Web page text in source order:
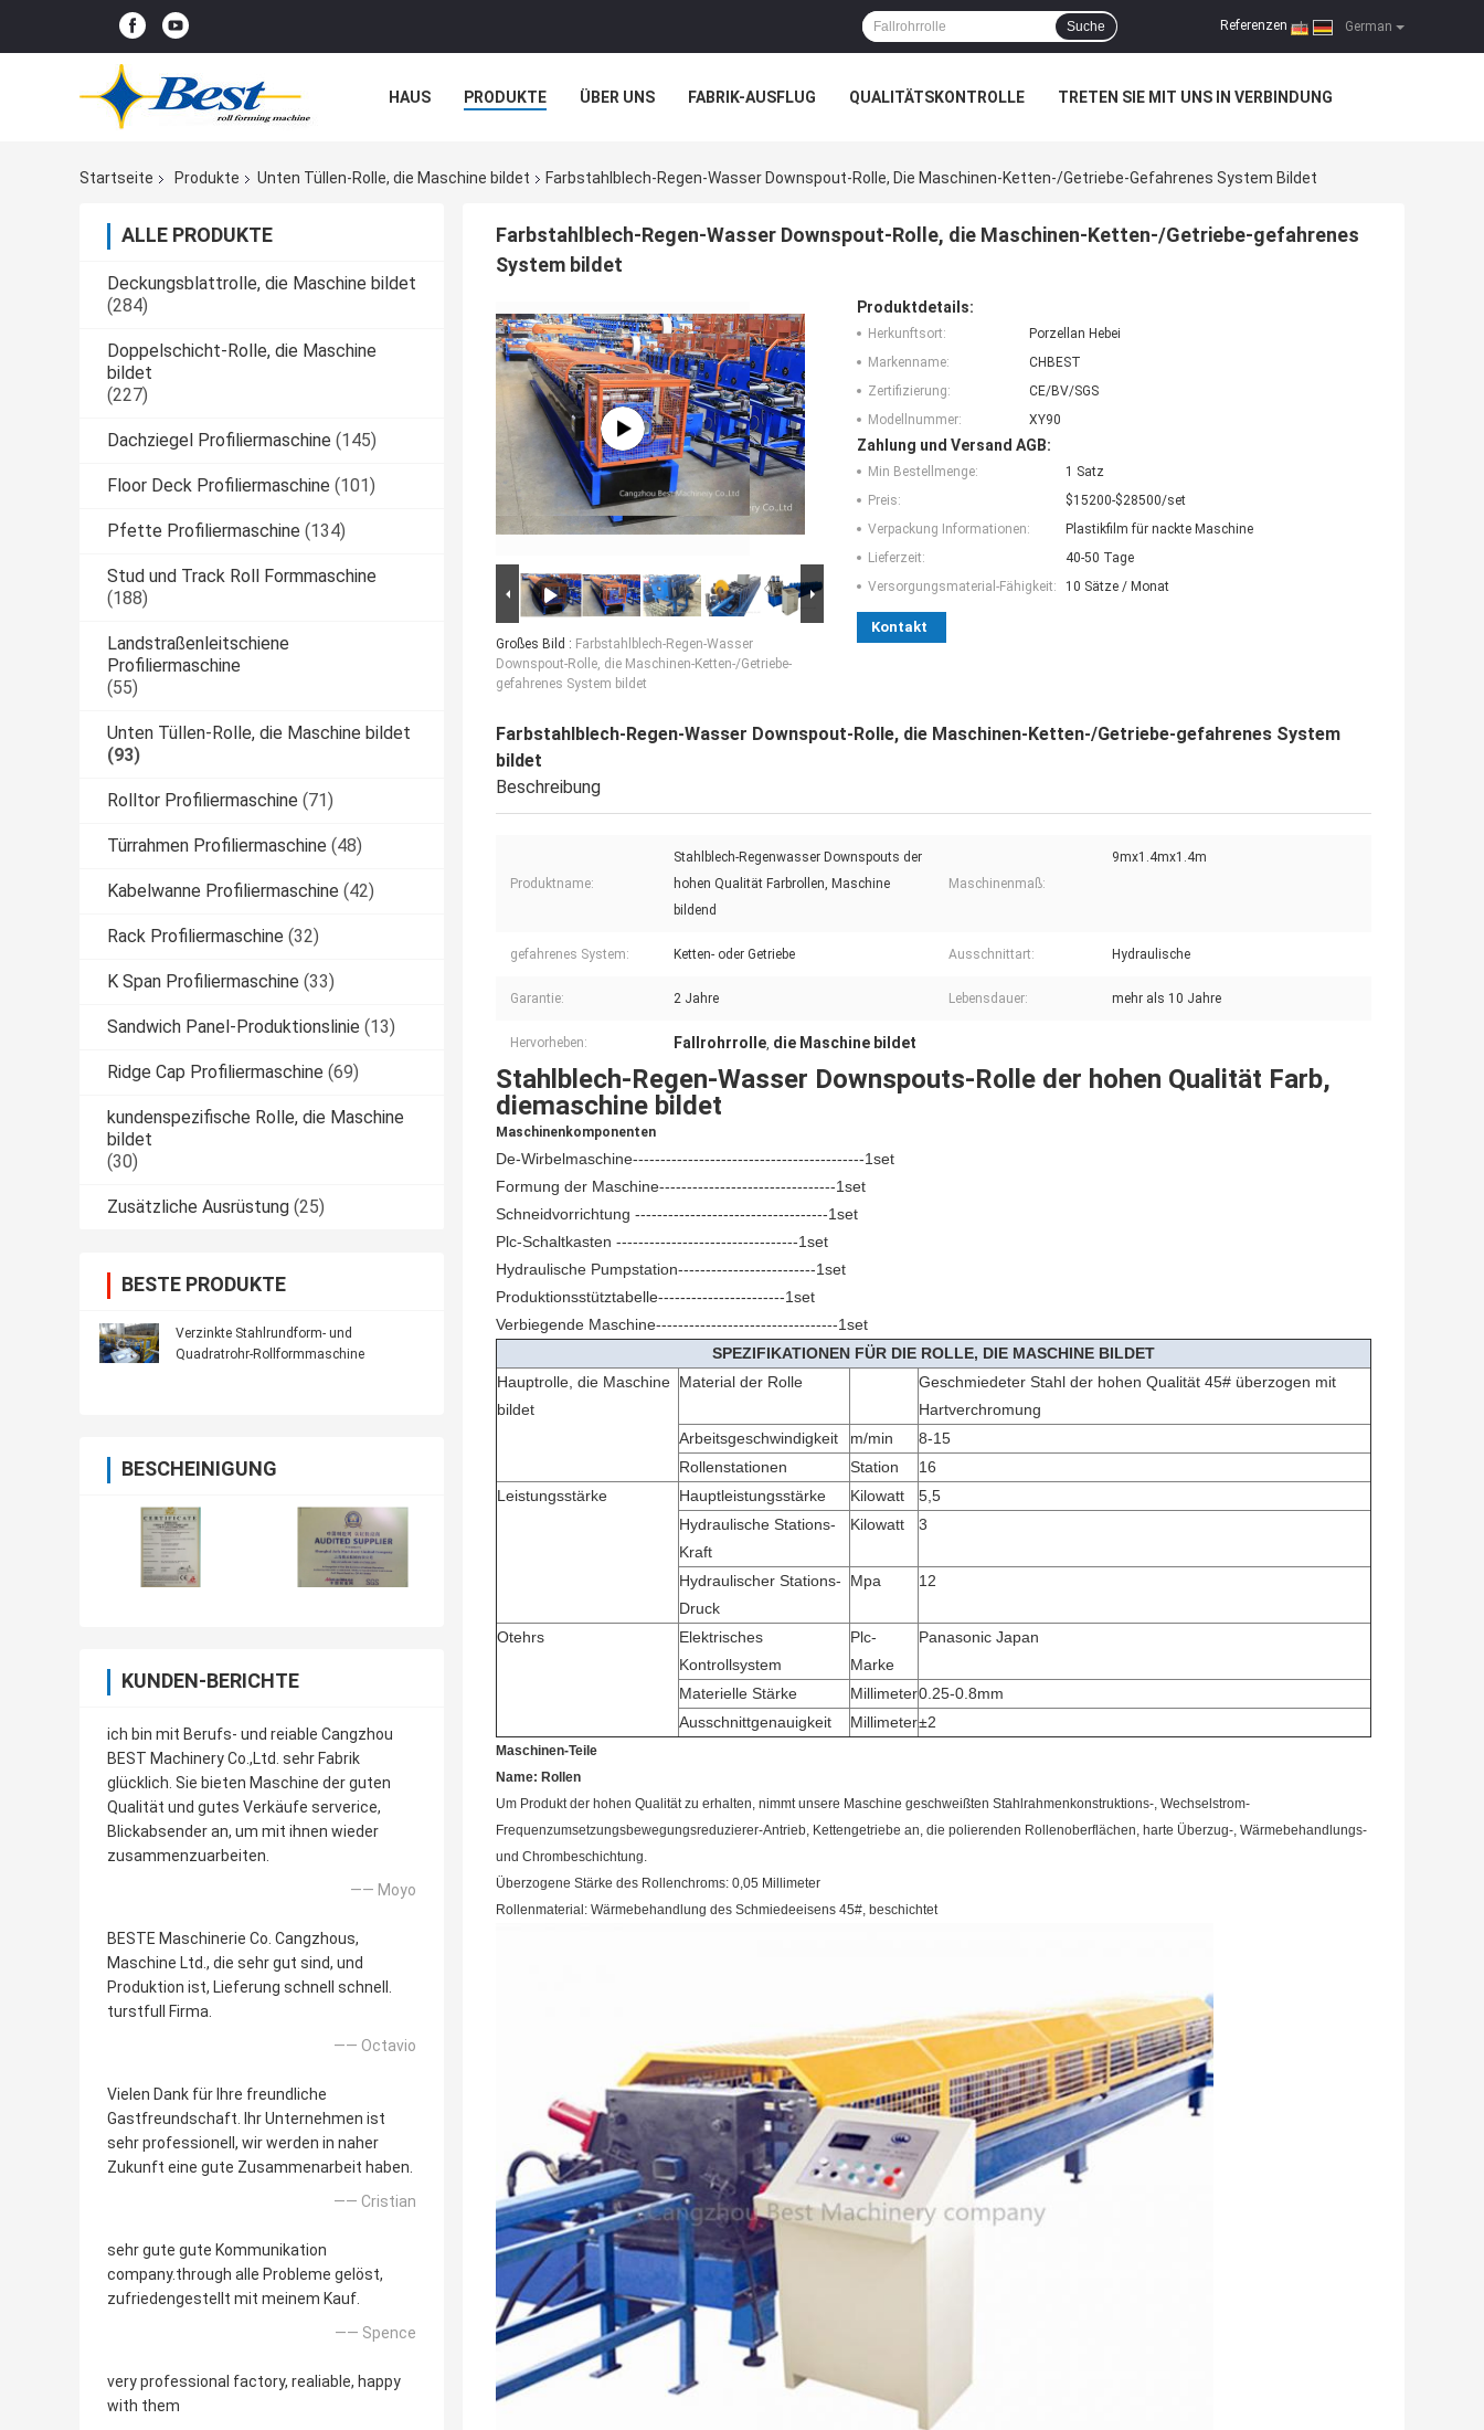
German
Referenzen |
Suche
HAUS PRODUKTE ÜBER UNS FABRIK-AUSFLUG QUALITÄTSKONTROLLE TRETEN SIE MIT UNS IN VERBINDUNG
Startseite
Produkte Unten Tüllen-Rolle, die Maschine bildet Farbstahlblech-Regen-Wasser Downspout-Rolle, Die Maschinen-Ketten-/Getriebe-Gefahrenes System Bildet
ALLE PRODUKTE
Deckungsblattrolle, die Maschine bildet
(284)
Doppelschicht-Rolle, die Maschine
bildet
(227)
Dachziegel Profiliermaschine (145)
Floor Deck Profiliermaschine (101)
Pfette Profiliermaschine (134)
Stud und Track Roll Formmaschine
(188)
Landstraßenleitschiene
Profiliermaschine
(55)
Unten Tüllen-Rolle, die Maschine bildet
(93)
Rolltor Profiliermaschine (71)
Türrahmen Profiliermaschine (48)
Kabelwanne Profiliermaschine (42)
Rack Profiliermaschine (32)
K Span Profiliermaschine (33)
Sandwich Panel-Produktionslinie (13)
Ridge Cap Profiliermaschine (69)
kundenspezifische Rolle, die Maschine
bildet
(30)
Zusätzliche Ausrüstung (25)
BESTE PRODUKTE
Verzinkte Stahlrundform- und
Quadratrohr-Rollformmaschine
BESCHEINIGUNG
KUNDEN-BERICHTE
ich bin mit Berufs- und reiable Cangzhou
BEST Machinery Co.,Ltd. sehr Fabrik
glücklich. Sie bieten Maschine der guten
Qualität und gutes Verkäufe serverice,
Blickabsender an, um mit ihnen wieder
zusammenzuarbeiten.
—— Moyo
BESTE Maschinerie Co. Cangzhous,
Maschine Ltd., die sehr gut sind, und
Produktion ist, Lieferung schnell schnell.
turstfull Firma.
—— Octavio
Vielen Dank für Ihre freundliche
Gastfreundschaft. Ihr Unternehmen ist
sehr professionell, wir werden in naher
Zukunft eine gute Zusammenarbeit haben.
—— Cristian
sehr gute gute Kommunikation
company.through alle Probleme gelöst,
zufriedengestellt mit meinem Kauf.
—— Spence
very professional factory, realiable, happy
with them
Farbstahlblech-Regen-Wasser Downspout-Rolle, die Maschinen-Ketten-/Getriebe-gefahrenes
System bildet
Großes Bild : Farbstahlblech-Regen-Wasser
Downspout-Rolle, die Maschinen-Ketten-/Getriebe-
gefahrenes System bildet
Produktdetails:
Herkunftsort:
Porzellan Hebei
Markenname:
CHBEST
Zertifizierung:
CE/BV/SGS
Modellnummer:
XY90
Zahlung und Versand AGB:
Min Bestellmenge:
1 Satz
Preis:
$15200-$28500/set
Verpackung Informationen:
Plastikfilm für nackte Maschine
Lieferzeit:
40-50 Tage
Versorgungsmaterial-Fähigkeit:
10 Sätze / Monat
Kontakt
Farbstahlblech-Regen-Wasser Downspout-Rolle, die Maschinen-Ketten-/Getriebe-gefahrenes System
bildet
Beschreibung
Produktname:
Stahlblech-Regenwasser Downspouts der
hohen Qualität Farbrollen, Maschine
bildend
Maschinenmaß:
9mx1.4mx1.4m
gefahrenes System: Ketten- oder Getriebe Ausschnittart: Hydraulische
Garantie: 2 Jahre Lebensdauer: mehr als 10 Jahre
Hervorheben: Fallrohrrolle, die Maschine bildet
Stahlblech-Regen-Wasser Downspouts-Rolle der hohen Qualität Farb,
diemaschine bildet
Maschinenkomponenten
De-Wirbelmaschine------------------------------------------1set
Formung der Maschine--------------------------------1set
Schneidvorrichtung -----------------------------------1set
Plc-Schaltkasten ---------------------------------1set
Hydraulische Pumpstation-------------------------1set
Produktionsstütztabelle-----------------------1set
Verbiegende Maschine---------------------------------1set
SPEZIFIKATIONEN FÜR DIE ROLLE, DIE MASCHINE BILDET
Hauptrolle, die Maschine
bildet
Material der Rolle
Geschmiedeter Stahl der hohen Qualität 45# überzogen mit
Hartverchromung
Arbeitsgeschwindigkeit
m/min
8-15
Rollenstationen
Station
16
Leistungsstärke
Hauptleistungsstärke Kilowatt
5,5
Hydraulische Stations-
Kraft
Kilowatt 3
Hydraulischer Stations-
Druck
Mpa 12
Otehrs
Elektrisches
Kontrollsystem
Plc-
Marke
Panasonic Japan
Materielle Stärke Millimeter0.25-0.8mm
Ausschnittgenauigkeit
Millimeter±2
Maschinen-Teile
Name: Rollen
Um Produkt der hohen Qualität zu erhalten, nimmt unsere Maschine geschweißten Stahlrahmenkonstruktions-, Wechselstrom-
Frequenzumsetzungsbewegungsreduzierer-Antrieb, Kettengetriebe an, die polierenden Rollenoberflächen, harte Überzug-, Wärmebehandlungs-
und Chrombeschichtung.
Überzogene Stärke des Rollenchroms: 0,05 Millimeter
Rollenmaterial: Wärmebehandlung des Schmiedeeisens 45#, beschichtet